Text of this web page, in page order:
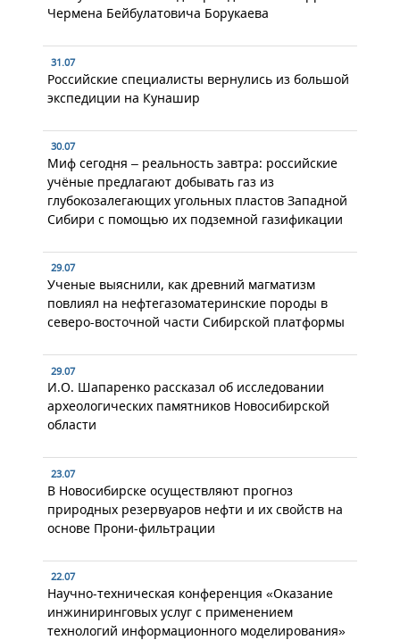
Чермена Бейбулатовича Борукаева
31.07
Российские специалисты вернулись из большой
экспедиции на Кунашир
30.07
Миф сегодня – реальность завтра: российские
учёные предлагают добывать газ из
глубокозалегающих угольных пластов Западной
Сибири с помощью их подземной газификации
29.07
Ученые выяснили, как древний магматизм
повлиял на нефтегазоматеринские породы в
северо-восточной части Сибирской платформы
29.07
И.О. Шапаренко рассказал об исследовании
археологических памятников Новосибирской
области
23.07
В Новосибирске осуществляют прогноз
природных резервуаров нефти и их свойств на
основе Прони-фильтрации
22.07
Научно-техническая конференция «Оказание
инжиниринговых услуг с применением
технологий информационного моделирования»